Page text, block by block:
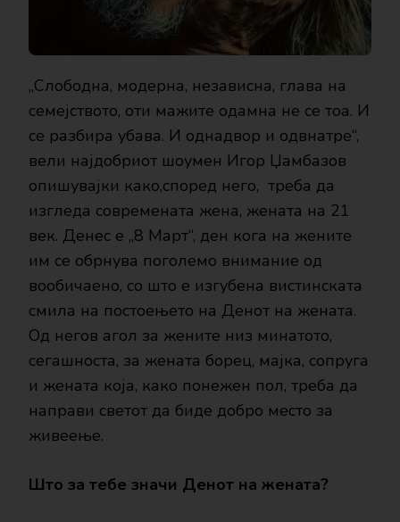
„Слободна, модерна, независна, глава на
семејството, оти мажите одамна не се тоа. И
се разбира убава. И однадвор и одвнатре“,
вели најдобриот шоумен Игор Џамбазов
опишувајки како,според него, треба да
изгледа современата жена, жената на 21
век. Денес е „8 Март“, ден кога на жените
им се обрнува поголемо внимание од
вообичаено, со што е изгубена вистинската
смила на постоењето на Денот на жената.
Од негов агол за жените низ минатото,
сегашноста, за жената борец, мајка, сопруга
и жената која, како понежен пол, треба да
направи светот да биде добро место за
живеење.
Што за тебе значи Денот на жената?